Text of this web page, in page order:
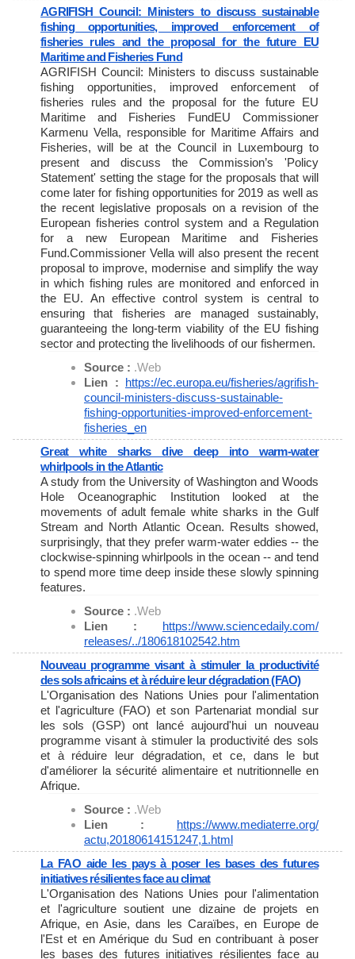
AGRIFISH Council: Ministers to discuss sustainable
fishing opportunities, improved enforcement of
fisheries rules and the proposal for the future EU
Maritime and Fisheries Fund
AGRIFISH Council: Ministers to discuss sustainable
fishing opportunities, improved enforcement of
fisheries rules and the proposal for the future EU
Maritime and Fisheries FundEU Commissioner
Karmenu Vella, responsible for Maritime Affairs and
Fisheries, will be at the Council in Luxembourg to
present and discuss the Commission’s 'Policy
Statement' setting the stage for the proposals that will
come later for fishing opportunities for 2019 as well as
the recent legislative proposals on a revision of the
European fisheries control system and a Regulation
for a new European Maritime and Fisheries
Fund.Commissioner Vella will also present the recent
proposal to improve, modernise and simplify the way
in which fishing rules are monitored and enforced in
the EU. An effective control system is central to
ensuring that fisheries are managed sustainably,
guaranteeing the long-term viability of the EU fishing
sector and protecting the livelihoods of our fishermen.
Source : .Web
Lien : https://ec.europa.eu/fisheries/agrifish-
council-ministers-discuss-sustainable-
fishing-opportunities-improved-enforcement-
fisheries_en
Great white sharks dive deep into warm-water
whirlpools in the Atlantic
A study from the University of Washington and Woods
Hole Oceanographic Institution looked at the
movements of adult female white sharks in the Gulf
Stream and North Atlantic Ocean. Results showed,
surprisingly, that they prefer warm-water eddies -- the
clockwise-spinning whirlpools in the ocean -- and tend
to spend more time deep inside these slowly spinning
features.
Source : .Web
Lien : https://www.sciencedaily.com/
releases/../180618102542.htm
Nouveau programme visant à stimuler la productivité
des sols africains et à réduire leur dégradation (FAO)
L'Organisation des Nations Unies pour l'alimentation
et l'agriculture (FAO) et son Partenariat mondial sur
les sols (GSP) ont lancé aujourd'hui un nouveau
programme visant à stimuler la productivité des sols
et à réduire leur dégradation, et ce, dans le but
d'améliorer la sécurité alimentaire et nutritionnelle en
Afrique.
Source : .Web
Lien : https://www.mediaterre.org/
actu,20180614151247,1.html
La FAO aide les pays à poser les bases des futures
initiatives résilientes face au climat
L'Organisation des Nations Unies pour l'alimentation
et l'agriculture soutient une dizaine de projets en
Afrique, en Asie, dans les Caraïbes, en Europe de
l'Est et en Amérique du Sud en contribuant à poser
les bases des futures initiatives résilientes face au